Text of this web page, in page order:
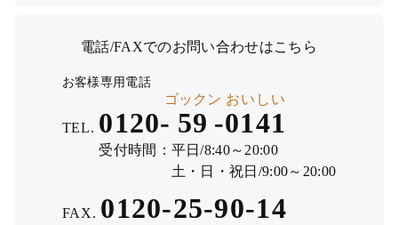
電話/FAXでのお問い合わせはこちら
お客様専用電話
TEL. 0120- 59
ゴックン
-0141
おいしい
受付時間： 平日/8:40～20:00
土・日・祝日/9:00～20:00
FAX. 0120-25-90-14